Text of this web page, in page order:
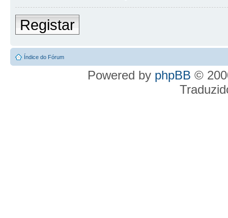
Registar
Índice do Fórum
Powered by phpBB ©